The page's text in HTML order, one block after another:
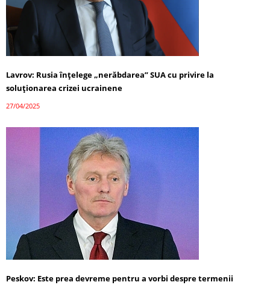
Lavrov: Rusia înțelege „nerăbdarea” SUA cu privire la
soluționarea crizei ucrainene
27/04/2025
Peskov: Este prea devreme pentru a vorbi despre termenii